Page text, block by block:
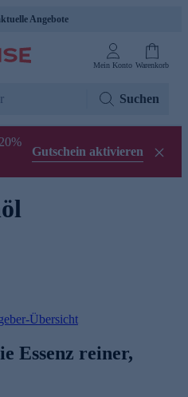
Angebote
Mein Konto Warenkorb
Suchen
Gutschein aktivieren
Übersicht
Essenz reiner,